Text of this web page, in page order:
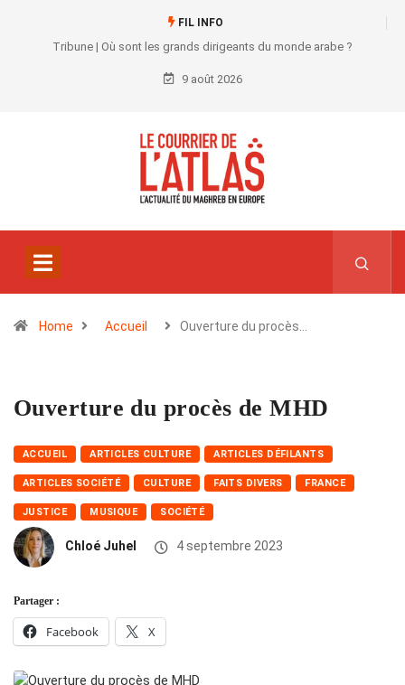
FIL INFO
Tribune | Où sont les grands dirigeants du monde arabe ?
9 août 2026
Home Accueil Ouverture du procès…
Ouverture du procès de MHD
ACCUEIL ARTICLES CULTURE ARTICLES DÉFILANTS
ARTICLES SOCIÉTÉ CULTURE FAITS DIVERS FRANCE
JUSTICE MUSIQUE SOCIÉTÉ
Chloé Juhel 4 septembre 2023
Partager :
Facebook X